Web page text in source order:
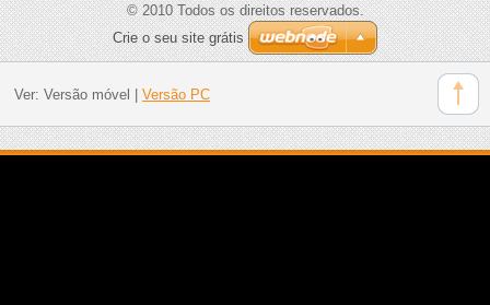
© 2010 Todos os direitos reservados.
Crie o seu site grátis
Ver: Versão móvel Versão PC